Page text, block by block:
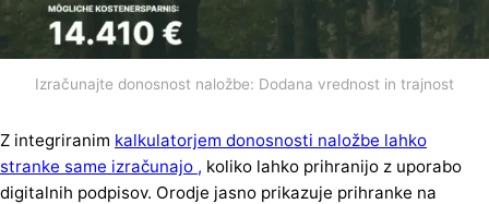
Izračunajte donosnost naložbe: Dodana vrednost in trajnost
Z integriranim kalkulatorjem donosnosti naložbe lahko
stranke same izračunajo , koliko lahko prihranijo z uporabo
digitalnih podpisov. Orodje jasno prikazuje prihranke na